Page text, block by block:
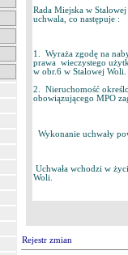
Rada Miejska w
uchwala, co następuje :
1. Wyraża zgodę na
prawa wieczystego
w obr.6 w Stalowej Woli.
2. Nieruchomość
obowiązującego MPO
Wykonanie uchwały
Uchwała wchodzi w
Woli.
Rejestr zmian